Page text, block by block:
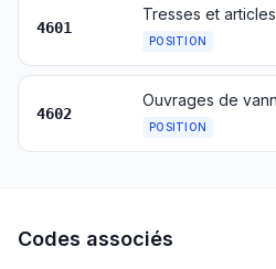
4601
POSITION
4602
POSITION
Codes associés